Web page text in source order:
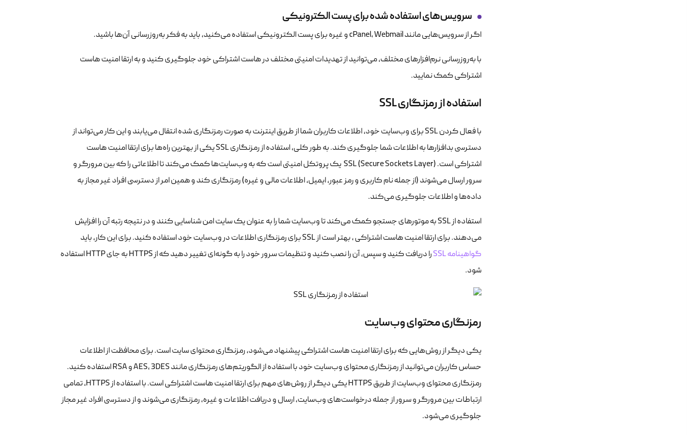
سرویس‌های استفاده شده برای پست الکترونیکی
اگر از سرویس‌هایی مانند cPanel، Webmail و غیره برای پست الکترونیکی استفاده می‌کنید، باید به فکر به‌روزرسانی آن‌ها باشید.
با به‌روزرسانی نرم‌افزارهای مختلف، می‌توانید از تهدیدات امنیتی مختلف در هاست اشتراکی خود جلوگیری کنید و به ارتقا امنیت هاست
اشتراکی کمک نمایید.
استفاده از رمزنگاری SSL
با فعال کردن SSL برای وب‌سایت خود، اطلاعات کاربران شما از طریق اینترنت به صورت رمزنگاری شده انتقال می‌یابند و این کار می‌تواند از
دسترسی بدافزارها به اطلاعات شما جلوگیری کند. به طور کلی، استفاده از رمزنگاری SSL یکی از بهترین راه‌ها برای ارتقا امنیت هاست
اشتراکی است. SSL (Secure Sockets Layer) یک پروتکل امنیتی است که به وب‌سایت‌ها کمک می‌کند تا اطلاعاتی را که بین مرورگر و
سرور ارسال می‌شوند (از جمله نام کاربری و رمز عبور، ایمیل، اطلاعات مالی و غیره) رمزنگاری کند و همین امر از دسترسی افراد غیر مجاز به
داده‌ها و اطلاعات جلوگیری می‌کند.
استفاده از SSL به موتورهای جستجو کمک می‌کند تا وب‌سایت شما را به عنوان یک سایت امن شناسایی کنند و در نتیجه رتبه آن را افزایش
می‌دهند. برای ارتقا امنیت هاست اشتراکی ، بهتر است از SSL برای رمزنگاری اطلاعات در وب‌سایت خود استفاده کنید. برای این کار، باید
گواهینامه SSL
را دریافت کنید و سپس، آن را نصب کنید و تنظیمات سرور خود را به گونه‌ای تغییر دهید که از HTTPS به جای HTTP استفاده
شود.
رمزنگاری محتوای وب‌سایت
یکی دیگر از روش‌هایی که برای ارتقا امنیت هاست اشتراکی پیشنهاد می‌شود، رمزنگاری محتوای سایت است. برای محافظت از اطلاعات
حساس کاربران می‌توانید از رمزنگاری محتوای وب‌سایت خود با استفاده از الگوریتم‌های رمزنگاری مانند AES، 3DES و RSA استفاده کنید.
رمزنگاری محتوای وب‌سایت از طریق HTTPS یکی دیگر از روش‌های مهم برای ارتقا امنیت هاست اشتراکی است. با استفاده از HTTPS، تمامی
ارتباطات بین مرورگر و سرور از جمله درخواست‌های وب‌سایت، ارسال و دریافت اطلاعات و غیره، رمزنگاری می‌شوند و از دسترسی افراد غیر مجاز
جلوگیری می‌شود.